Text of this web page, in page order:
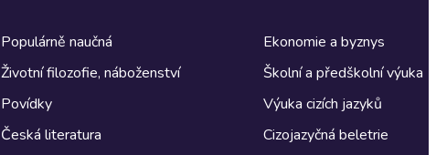
Populárně naučná
Životní filozofie, náboženství
Povídky
Česká literatura
Ekonomie a byznys
Školní a předškolní výuka
Výuka cizích jazyků
Cizojazyčná beletrie